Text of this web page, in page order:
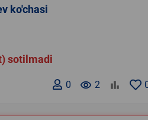
ko'chasi
sotilmadi
remove_red_eye 2
0